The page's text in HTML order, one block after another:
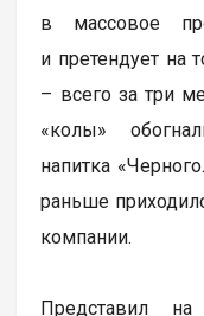
в массовое
и претендует на
– всего за три
«колы»
напитка
раньше
компании.
Представил